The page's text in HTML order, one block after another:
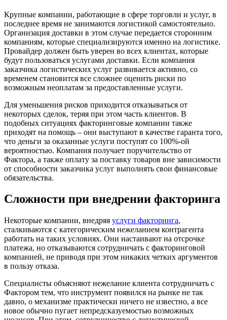
Крупные компании, работающие в сфере торговли и услуг, в
последнее время не занимаются логистикой самостоятельно.
Организация доставки в этом случае передается сторонним
компаниям, которые специализируются именно на логистике.
Провайдер должен быть уверен во всех клиентах, которые
будут пользоваться услугами доставки. Если компания
заказчика логистических услуг развивается активно, со
временем становится все сложнее оценить риски по
возможным неоплатам за предоставленные услуги.
Для уменьшения рисков приходится отказываться от
некоторых сделок, теряя при этом часть клиентов. В
подобных ситуациях факторинговые компании также
приходят на помощь – они выступают в качестве гаранта того,
что деньги за оказанные услуги поступят со 100%-ой
вероятностью. Компания получает поручительство от
Фактора, а также оплату за поставку товаров вне зависимости
от способности заказчика услуг выполнять свои финансовые
обязательства.
Сложности при внедрении факторинга
Некоторые компании, внедряя услуги факторинга,
сталкиваются с категорическим нежеланием контрагента
работать на таких условиях. Они настаивают на отсрочке
платежа, но отказываются сотрудничать с факторинговой
компанией, не приводя при этом никаких четких аргументов
в пользу отказа.
Специалисты объясняют нежелание клиента сотрудничать с
Фактором тем, что инструмент появился на рынке не так
давно, о механизме практически ничего не известно, а все
новое обычно пугает непредсказуемостью возможных